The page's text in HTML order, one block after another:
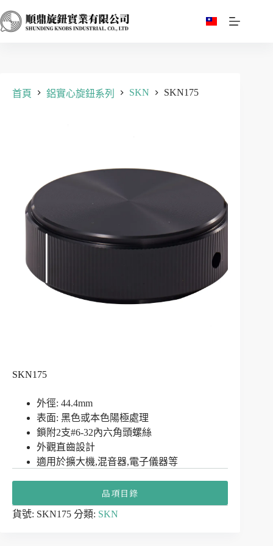
至
首頁
鋁實心旋鈕系列 SKN SKN175
SKN175
外徑: 44.4mm
表面: 黑色或本色陽極處理
鎖附2支#6-32內六角頭螺絲
外觀直齒設計
適用於擴大機,混音器,電子儀器等
品項目錄
貨號: SKN175 分類: SKN